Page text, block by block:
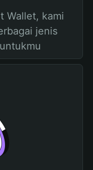
Wallet, kami
jenis